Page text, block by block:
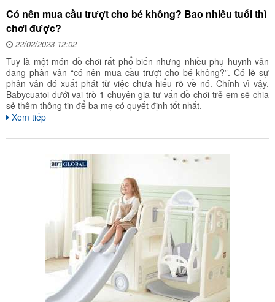
Có nên mua cầu trượt cho bé không? Bao nhiêu tuổi thì
chơi được?
22/02/2023 12:02
Tuy là một món đồ chơi rất phổ biến nhưng nhiều phụ huynh vẫn
đang phân vân “có nên mua cầu trượt cho bé không?”. Có lẽ sự
phân vân đó xuất phát từ việc chưa hiểu rõ về nó. Chính vì vậy,
Babycuatoi dưới vai trò 1 chuyên gia tư vấn đồ chơi trẻ em sẽ chia
sẻ thêm thông tin để ba mẹ có quyết định tốt nhất.
Xem tiếp